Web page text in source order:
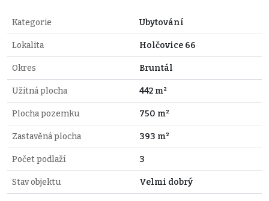
Kategorie Ubytování
Lokalita Holčovice 66
Okres Bruntál
Užitná plocha 442 m²
Plocha pozemku 750 m²
Zastavěná plocha 393 m²
Počet podlaží 3
Stav objektu Velmi dobrý